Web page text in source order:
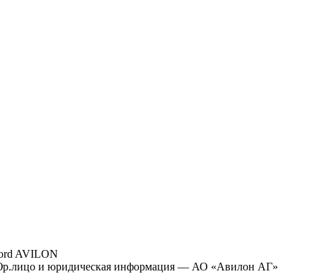
AVILON
и юридическая информация — АО «Авилон АГ»